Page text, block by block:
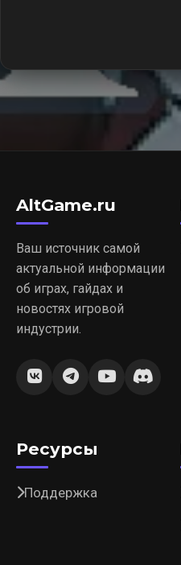
AltGame.ru
Ваш источник самой
актуальной информации
об играх, гайдах и
новостях игровой
индустрии.
Ресурсы
Поддержка